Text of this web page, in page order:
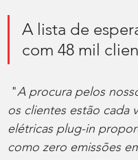
A lista de
com 48 mil
"A procura pelos
os clientes estão cada
elétricas plug-in
como zero emissões